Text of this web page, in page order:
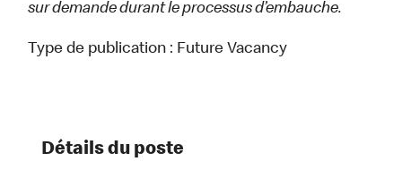
sur demande durant le processus d’embauche.
Type de publication : Future Vacancy
Détails du poste